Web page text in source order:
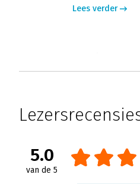
Lees verder
Bert Peene | 17
termijn, eigen
komen Henk
Lees verder
5.0
van de 5